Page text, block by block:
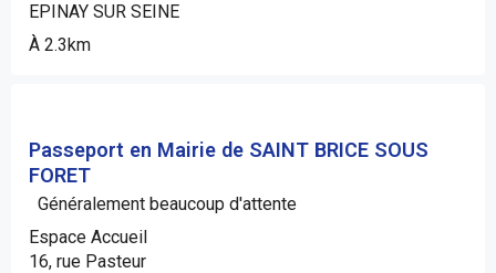
EPINAY SUR SEINE
À 2.3km
Passeport en Mairie de SAINT BRICE SOUS
FORET
Généralement beaucoup d'attente
Espace Accueil
16, rue Pasteur